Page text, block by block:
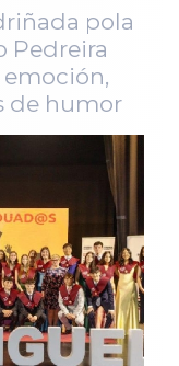
pola
Pedreira
de humor